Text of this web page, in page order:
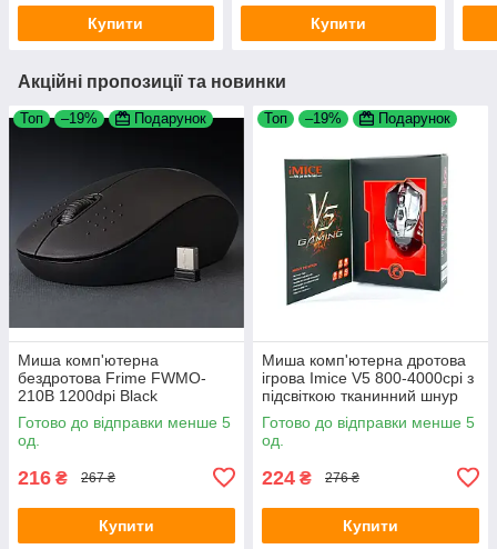
Купити Купити
Акційні пропозиції та новинки
Топ –19% Подарунок
Миша комп'ютерна
бездротова Frime FWMO-
210B 1200dpi Black
Готово до відправки менше 5
од.
216 ₴ 267 ₴
Купити
Топ –19% Подарунок
Миша комп'ютерна дротова
ігрова Imice V5 800-4000сpi з
підсвіткою тканинний шнур
Black
Готово до відправки менше 5
од.
224 ₴ 276 ₴
Купити